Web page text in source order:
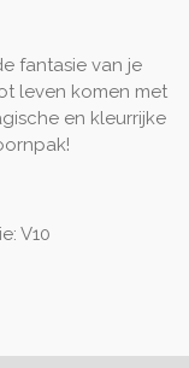
fantasie van je
leven komen met
en kleurrijke
V10